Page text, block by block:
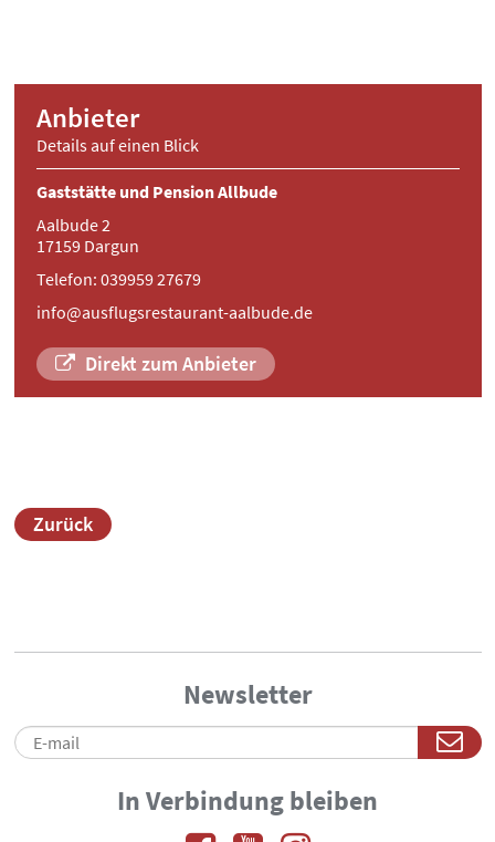
Anbieter
Details auf einen Blick
Gaststätte und Pension Allbude
Aalbude 2
17159 Dargun
Telefon: 039959 27679
info@ausflugsrestaurant-aalbude.de
Direkt zum Anbieter
Zurück
Newsletter
In Verbindung bleiben